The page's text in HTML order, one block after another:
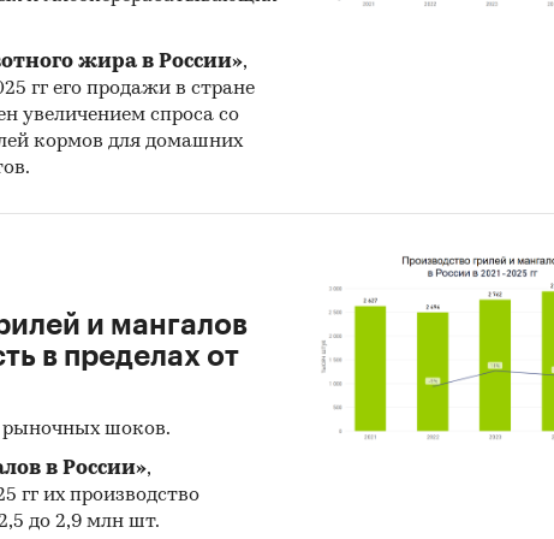
финансовые рейтинги крупнейших
«Балтика», АБ Инбев Эфес, Московская
МПБК «Очаково», Трехсосенский, Каравай,
пивоваренный завод, Аян, Частная
Букет Чувашии, КФ «Белогорье»,
поставщиков
обзора используется официальная
и собранные данные.
жира в России»,
гг его продажи в стране
увеличением спроса со
кормов для домашних
и мангалов
в пределах от
рыночных шоков.
в России»,
гг их производство
до 2,9 млн шт.